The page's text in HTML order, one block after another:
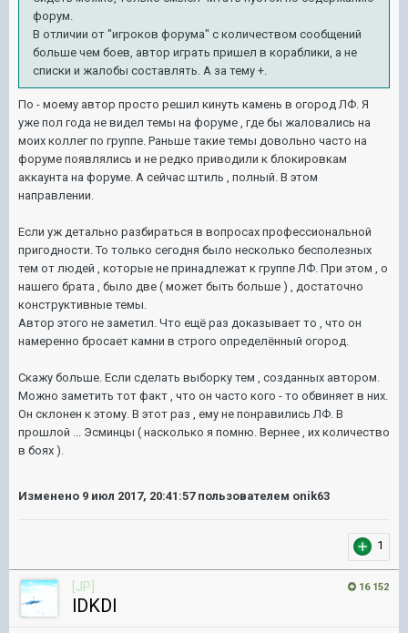
форум.
В отличии от "игроков форума" с количеством сообщений
больше чем боев, автор играть пришел в кораблики, а не
списки и жалобы составлять. А за тему +.
По - моему автор просто решил кинуть камень в огород ЛФ. Я
уже пол года не видел темы на форуме , где бы жаловались на
моих коллег по группе. Раньше такие темы довольно часто на
форуме появлялись и не редко приводили к блокировкам
аккаунта на форуме. А сейчас штиль , полный. В этом
направлении.
Если уж детально разбираться в вопросах профессиональной
пригодности. То только сегодня было несколько бесполезных
тем от людей , которые не принадлежат к группе ЛФ. При этом , о
нашего брата , было две ( может быть больше ) , достаточно
конструктивные темы.
Автор этого не заметил. Что ещё раз доказывает то , что он
намеренно бросает камни в строго определённый огород.
Скажу больше. Если сделать выборку тем , созданных автором.
Можно заметить тот факт , что он часто кого - то обвиняет в них.
Он склонен к этому. В этот раз , ему не понравились ЛФ. В
прошлой ... Эсминцы ( насколько я помню. Вернее , их количество
в боях ).
Изменено 9 июл 2017, 20:41:57пользователем onik63
1
16 152
[JP]
lDKDl